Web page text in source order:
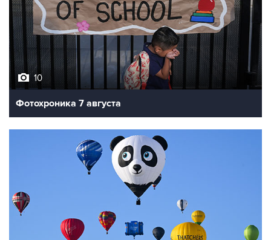
10
Фотохроника 7 августа